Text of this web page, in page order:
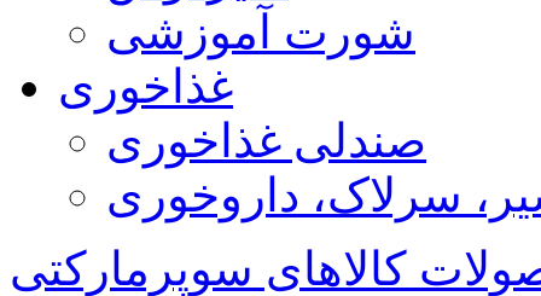
شورت آموزشی
غذاخوری
صندلی غذاخوری
سرلاک، داروخوری
کالاهای سوپرمارکتی